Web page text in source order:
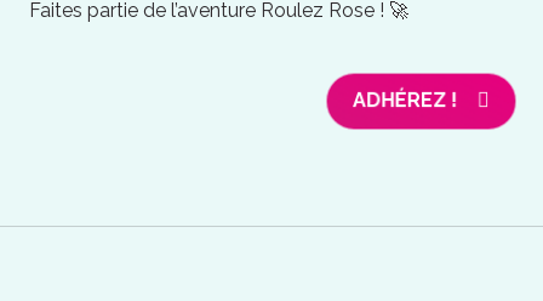
Faites partie de l’aventure Roulez Rose ! 🚀
ADHÉREZ !